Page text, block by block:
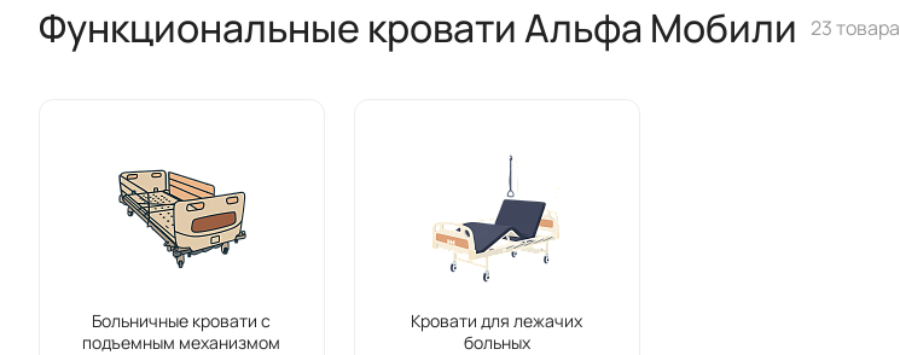
Функциональные кровати Альфа Мобили 23 товара
Больничные кровати с
подъемным механизмом
Кровати для лежачих
больных